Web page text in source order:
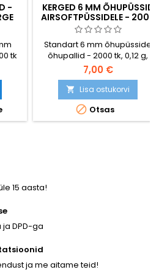
-
tk
KERGED 6 MM ÕHUPÜSSID
AIRSOFTPÜSSIDELE - 2000
TK, 0,12 G, KÕRGE
KVALITEETNE
Standart 6 mm õhupüsside
õhupallid - 2000 tk, 0,12 g,
kõrge kvaliteet. Pakendatud
kilekotti. Seid BB-sid
soovitatakse madala
võimsusega replikatele,
püstolitele.
7,00 €
 Lisa ostukorvi
 Otsas
15 aasta!
DPD-ga
ja me aitame teid!